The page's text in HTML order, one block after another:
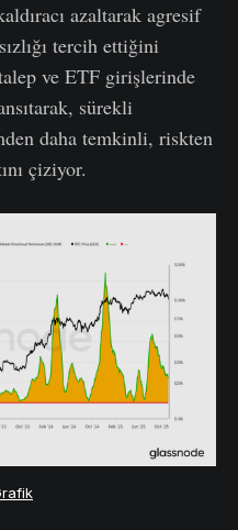
azaltarak agresif
tercih ettiğini
ve ETF girişlerinde
sürekli
daha temkinli, riskten
çiziyor.